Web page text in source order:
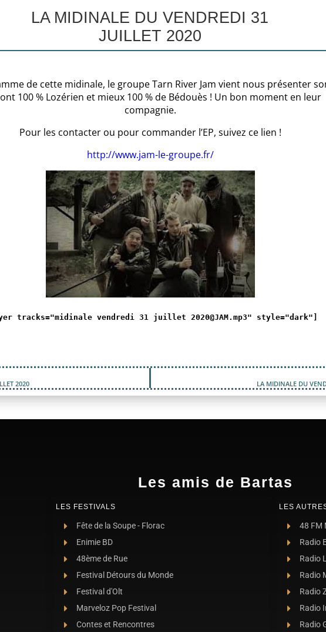
LA MIDINALE DU VENDREDI 31
JUILLET 2020
de cette midinale, le groupe Tarn River Jam vient nous présenter
100 % Lozérien et mieux 100 % de Bédouès ! Un bon moment en leur
compagnie.
Pour les contacter ou pour commander l’EP, suivez ce lien !
http://www.jam-le-groupe.fr/
tracks="midinale vendredi 31 juillet 2020@JAM.mp3" style="dark"]
2020 LA MIDINALE DU
Les amis de Bartas
LES FESTIVALS
Fête de la Soupe - Florac
Enimie BD
48ème de Rue
Festival Détours du Monde
Festival d'Olt
Marveloz Pop Festival
Contes et Rencontres
LES
48 FM
Radio
Radio
Radio
Radio
Radio
Radio